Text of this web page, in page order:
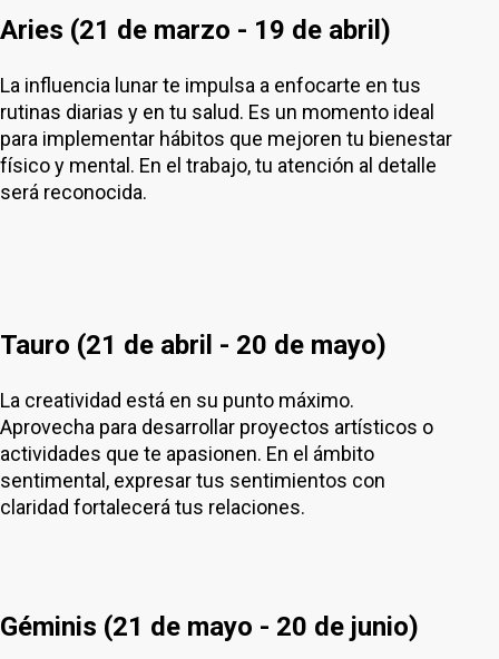
Aries (21 de marzo - 19 de abril)
La influencia lunar te impulsa a enfocarte en tus
rutinas diarias y en tu salud. Es un momento ideal
para implementar hábitos que mejoren tu bienestar
físico y mental. En el trabajo, tu atención al detalle
será reconocida.
Tauro (21 de abril - 20 de mayo)
La creatividad está en su punto máximo.
Aprovecha para desarrollar proyectos artísticos o
actividades que te apasionen. En el ámbito
sentimental, expresar tus sentimientos con
claridad fortalecerá tus relaciones.
Géminis (21 de mayo - 20 de junio)